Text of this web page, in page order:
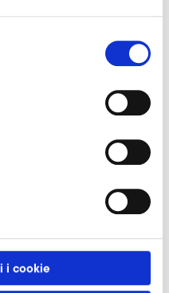
i cookie